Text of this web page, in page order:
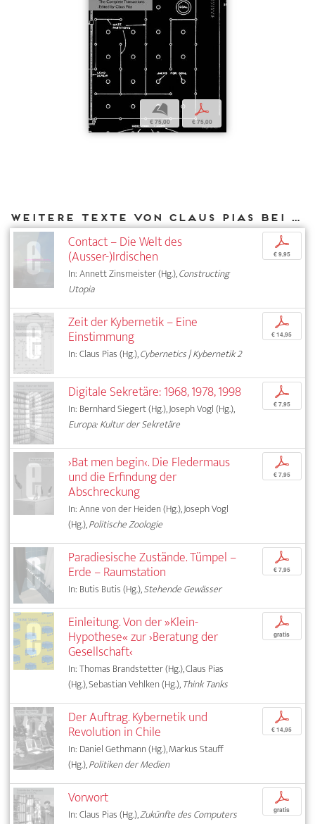
b
€ 75,00
p
€ 75,00
Weitere Texte von Claus Pias bei DIAPHANES
Contact – Die Welt des
(Ausser-)Irdischen
In: Annett Zinsmeister (Hg.),Constructing
Utopia
p
€ 9,95
Zeit der Kybernetik – Eine
Einstimmung
In: Claus Pias (Hg.),Cybernetics | Kybernetik 2
p
€ 14,95
Digitale Sekretäre: 1968, 1978, 1998
In: Bernhard Siegert (Hg.), Joseph Vogl (Hg.),
Europa: Kultur der Sekretäre
p
€ 7,95
›Bat men begin‹. Die Fledermaus
und die Erfindung der
Abschreckung
In: Anne von der Heiden (Hg.), Joseph Vogl
(Hg.),Politische Zoologie
p
€ 7,95
Paradiesische Zustände. Tümpel –
Erde – Raumstation
In: Butis Butis (Hg.),Stehende Gewässer
p
€ 7,95
Einleitung. Von der »Klein-
Hypothese« zur ›Beratung der
Gesellschaft‹
In: Thomas Brandstetter (Hg.), Claus Pias
(Hg.), Sebastian Vehlken (Hg.),Think Tanks
p
gratis
Der Auftrag. Kybernetik und
Revolution in Chile
In: Daniel Gethmann (Hg.), Markus Stauff
(Hg.),Politiken der Medien
p
€ 14,95
Vorwort
In: Claus Pias (Hg.),Zukünfte des Computers
p
gratis